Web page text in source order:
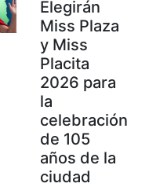
Elegirán
Miss Plaza
y Miss
Placita
2026 para
la
celebración
de 105
años de la
ciudad